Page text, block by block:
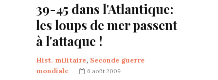
39-45 dans l'Atlantique:
les loups de mer passent
à l'attaque !
Hist. militaire, Seconde guerre
mondiale
6 août 2009